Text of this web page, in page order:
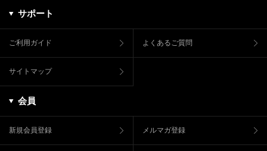
サポート
ご利用ガイド よくあるご質問
サイトマップ
会員
新規会員登録 メルマガ登録